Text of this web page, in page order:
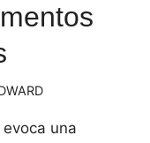
evoca una